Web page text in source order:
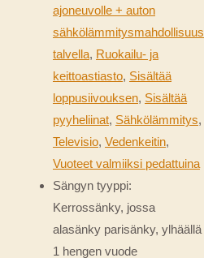
ajoneuvolle + auton
sähkölämmitysmahdollisuus
talvella, Ruokailu- ja
keittoastiasto, Sisältää
loppusiivouksen, Sisältää
pyyheliinat, Sähkölämmitys,
Televisio, Vedenkeitin,
Vuoteet valmiiksi pedattuina
Sängyn tyyppi:
Kerrossänky, jossa
alasänky parisänky, ylhäällä
1 hengen vuode